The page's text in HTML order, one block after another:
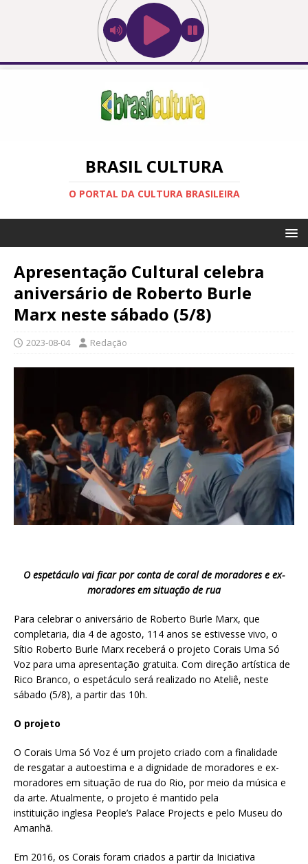
BRASIL CULTURA
O PORTAL DA CULTURA BRASILEIRA
Apresentação Cultural celebra
aniversário de Roberto Burle
Marx neste sábado (5/8)
2023-08-04 Redação
O espetáculo vai ficar por conta de coral de moradores e ex-
moradores em situação de rua
Para celebrar o aniversário de Roberto Burle Marx, que
completaria, dia 4 de agosto, 114 anos se estivesse vivo, o
Sítio Roberto Burle Marx receberá o projeto Corais Uma Só
Voz para uma apresentação gratuita. Com direção artística de
Rico Branco, o espetáculo será realizado no Ateliê, neste
sábado (5/8), a partir das 10h.
O projeto
O Corais Uma Só Voz é um projeto criado com a finalidade
de resgatar a autoestima e a dignidade de moradores e ex-
moradores em situação de rua do Rio, por meio da música e
da arte. Atualmente, o projeto é mantido pela
instituição inglesa People’s Palace Projects e pelo Museu do
Amanhã.
Em 2016, os Corais foram criados a partir da Iniciativa